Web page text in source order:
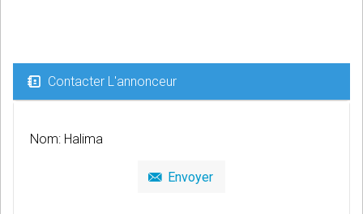
Contacter L'annonceur
Nom: Halima
Envoyer